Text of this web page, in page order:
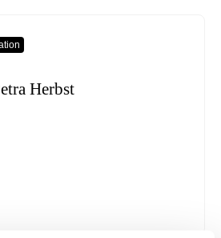
Herbst